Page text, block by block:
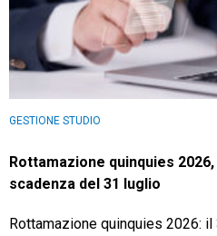
GESTIONE STUDIO
Rottamazione quinquies
scadenza del 31 luglio
Rottamazione quinquies 2026: